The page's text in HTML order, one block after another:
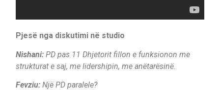
Pjesë nga diskutimi në studio
Nishani: PD pas 11 Dhjetorit fillon e funksionon me
strukturat e saj, me lidershipin, me anëtarësinë.
Fevziu: Një PD paralele?